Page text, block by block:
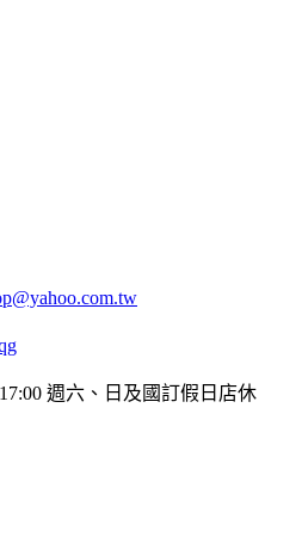
週六、日及國訂假日店休